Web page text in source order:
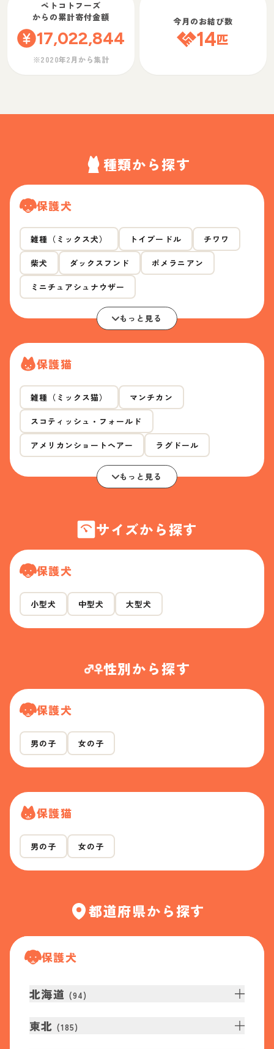
ペトコトフーズ
からの累計寄付金額
17,022,844
※2020年2月から集計
今月のお結び数
14匹
種類から探す
保護犬
雑種（ミックス犬） トイプードル チワワ
柴犬 ダックスフンド ポメラニアン
ミニチュアシュナウザー
もっと見る
保護猫
雑種（ミックス猫） マンチカン
スコティッシュ・フォールド
アメリカンショートヘアー ラグドール
もっと見る
サイズから探す
保護犬
小型犬 中型犬 大型犬
性別から探す
保護犬
男の子 女の子
保護猫
男の子 女の子
都道府県から探す
保護犬
北海道 (94)
東北 (185)